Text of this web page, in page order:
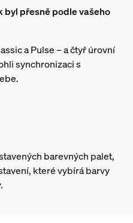
byl přesně podle vašeho
a Pulse – a čtyř úrovní
synchronizaci s
barevných palet,
které vybírá barvy